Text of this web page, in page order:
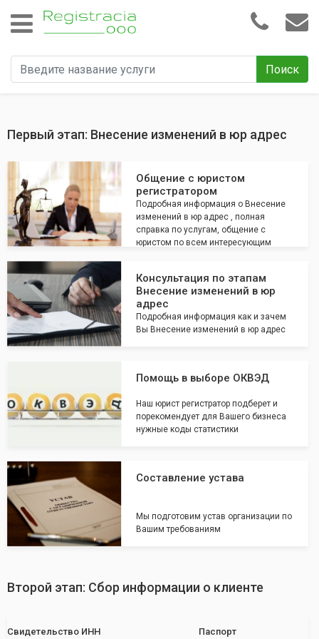
Поиск
Первый этап: Внесение изменений в юр адрес
Общение с юристом
регистратором
Подробная информация о Внесение
изменений в юр адрес , полная
справка по услугам, общение с
юристом по всем интересующим
Консультация по этапам
Внесение изменений в юр
адрес
Подробная информация как и зачем
Вы Внесение изменений в юр адрес
Помощь в выборе ОКВЭД
Наш юрист регистратор подберет и
порекомендует для Вашего бизнеса
нужные коды статистики
Составление устава
Мы подготовим устав организации по
Вашим требованиям
Второй этап: Сбор информации о клиенте
Свидетельство ИНН Паспорт